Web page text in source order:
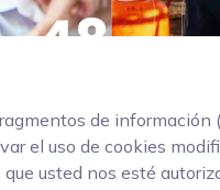
de
el uso de cookies
usted nos esté
48